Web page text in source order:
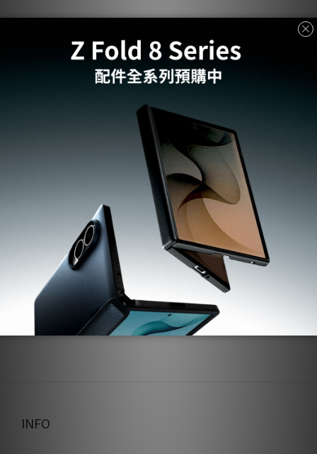
· 顏色： 透明
· 包裝內容物： 鏡頭貼 x2, 清潔組X1
：保護貼商品屬一次性使用，拆封後恕不退換
了解更多
INFO